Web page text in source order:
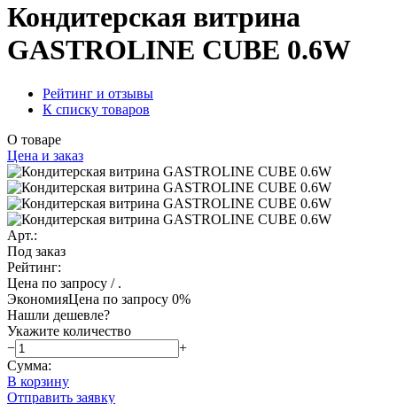
Кондитерская витрина
GASTROLINE CUBE 0.6W
Рейтинг и отзывы
К списку товаров
О товаре
Цена и заказ
Арт.:
Под заказ
Рейтинг:
Цена по запросу / .
ЭкономияЦена по запросу 0%
Нашли дешевле?
Укажите количество
−
+
Сумма:
В корзину
Отправить заявку